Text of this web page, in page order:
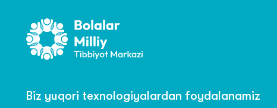
Biz yuqori texnologiyalardan foydalanamiz